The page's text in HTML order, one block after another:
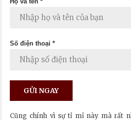
Số điện thoại *
Cũng chính vì sự tỉ mỉ này mà rất